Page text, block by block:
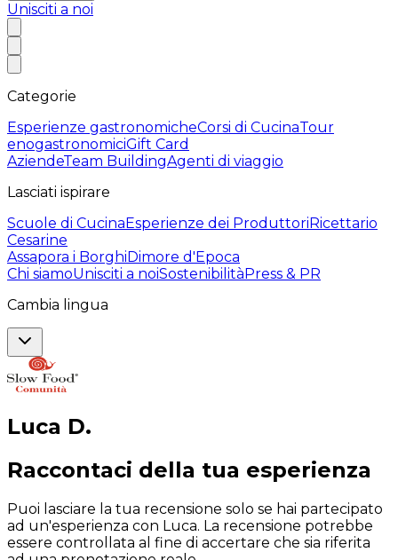
Unisciti a noi
Categorie
Esperienze gastronomicheCorsi di CucinaTour
enogastronomiciGift Card
AziendeTeam BuildingAgenti di viaggio
Lasciati ispirare
Scuole di CucinaEsperienze dei ProduttoriRicettario
Cesarine
Assapora i BorghiDimore d'Epoca
Chi siamoUnisciti a noiSostenibilitàPress & PR
Cambia lingua
Luca D.
Raccontaci della tua esperienza
Puoi lasciare la tua recensione solo se hai partecipato
ad un'esperienza con Luca. La recensione potrebbe
essere controllata al fine di accertare che sia riferita